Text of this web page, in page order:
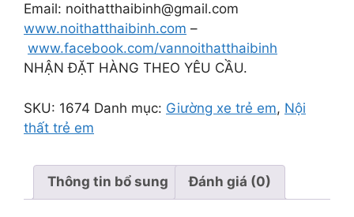
Email: noithatthaibinh@gmail.com
www.noithatthaibinh.com –
www.facebook.com/vannoithatthaibinh
NHẬN ĐẶT HÀNG THEO YÊU CẦU.
SKU: 1674 Danh mục: Giường xe trẻ em, Nội
thất trẻ em
Thông tin bổ sung Đánh giá (0)